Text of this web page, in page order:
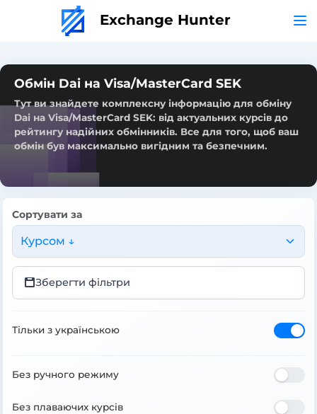
Exchange Hunter
Обмін Dai на Visa/MasterCard SEK
Тут ви знайдете комплексну інформацію для обміну
Dai на Visa/MasterCard SEK: від актуальних курсів до
рейтингу надійних обмінників. Все для того, щоб ваш
обмін був максимально вигідним та безпечним.
Сортувати за
Курсом ↓
Зберегти фільтри
Тільки з українською
Без ручного режиму
Без плаваючих курсів